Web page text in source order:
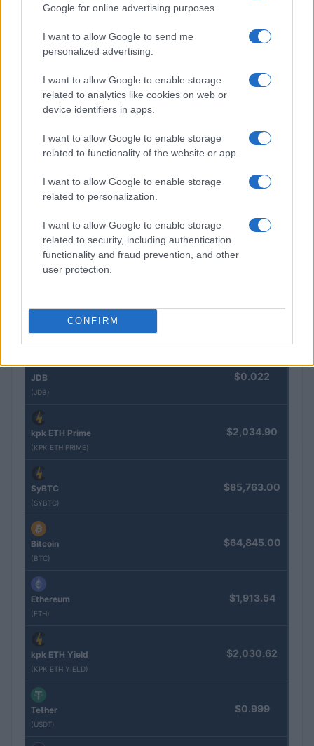
Google for online advertising purposes.
I want to allow Google to send me
personalized advertising.
I want to allow Google to enable storage
related to analytics like cookies on web or
device identifiers in apps.
I want to allow Google to enable storage
related to functionality of the website or app.
I want to allow Google to enable storage
related to personalization.
I want to allow Google to enable storage
related to security, including authentication
functionality and fraud prevention, and other
user protection.
CONFIRM
Autoridades do Fed avaliam impacto dos investimentos
acelerados em inteligência artificial
Beatriz Almeida · 7 ago 2026
COTAÇÕES CRYPTO
Nome Preço
Kinza Babylon Staked BTC
Eureka Bridged PAX Gold (Terra
JDB
(JDB)
$0.022
kpk ETH Prime
(KPK ETH PRIME)
$2,034.90
SyBTC
(SYBTC)
$85,763.00
Bitcoin
(BTC)
$64,845.00
Ethereum
(ETH)
$1,913.54
kpk ETH Yield
(KPK ETH YIELD)
$2,030.62
Tether
(USDT)
$0.999